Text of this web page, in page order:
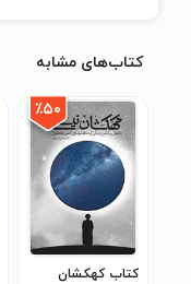
کتاب‌های مشابه
٪۵۰
کتاب کهکشان